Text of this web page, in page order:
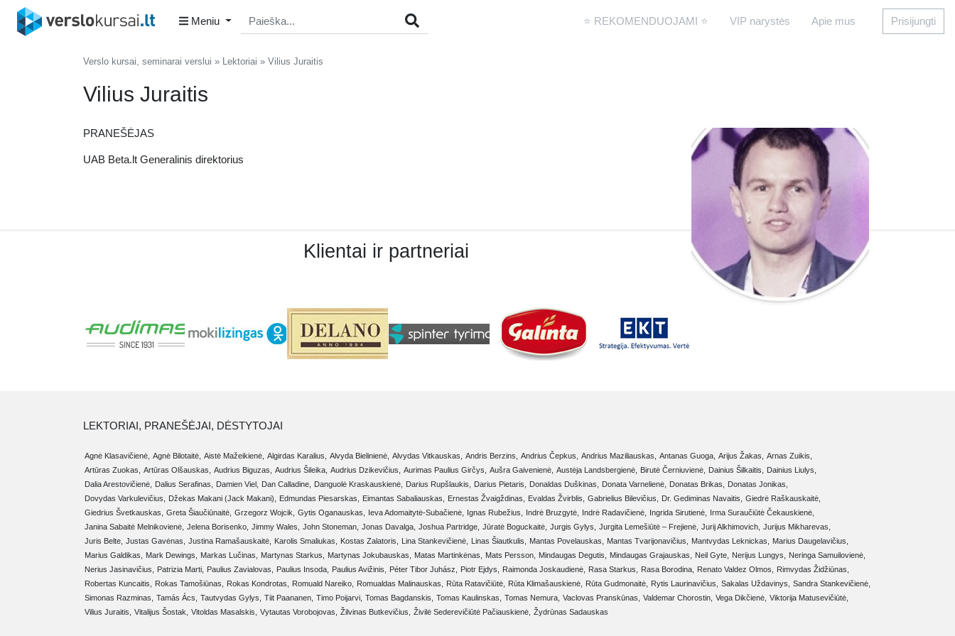
Meniu ⭐ REKOMENDUOJAMI ⭐ VIP narystės Apie mus Prisijungti
Verslo kursai, seminarai verslui Lektoriai Vilius Juraitis
Vilius Juraitis
PRANEŠĖJAS
UAB Beta.lt Generalinis direktorius
Klientai ir partneriai
LEKTORIAI, PRANEŠĖJAI, DĖSTYTOJAI
Agnė Klasavičienė, Agnė Bilotaitė, Aistė Mažeikienė, Algirdas Karalius, Alvyda Bielinienė, Alvydas Vitkauskas, Andris Berzins, Andrius Čepkus, Andrius Maziliauskas, Antanas Guoga, Arijus Žakas,
Arnas Zuikis,
Artūras Zuokas,
Artūras Olšauskas, Audrius Biguzas, Audrius Šileika, Audrius Dzikevičius, Aurimas Paulius Girčys, Aušra Gaivenienė, Austėja Landsbergienė, Birutė Černiuvienė, Dainius Šilkaitis,
Dainius Liulys,
Dalia Arestovičienė,
Dalius Serafinas, Damien Viel, Dan Calladine, Danguolė Kraskauskienė, Darius Rupšlaukis, Darius Pietaris, Donaldas Duškinas, Donata Varnelienė, Donatas Brikas,
Donatas Jonikas,
Dovydas Varkulevičius,
Džekas Makani (Jack Makani), Edmundas Piesarskas, Eimantas Sabaliauskas, Ernestas Žvaigždinas, Evaldas Žvirblis, Gabrielius Bilevičius, Dr. Gediminas Navaitis,
Giedrė Raškauskaitė,
Giedrius Švetkauskas,
Greta Šiaučiūnaitė, Grzegorz Wojcik, Gytis Oganauskas, Ieva Adomaitytė-Subačienė, Ignas Rubežius, Indrė Bruzgytė, Indrė Radavičienė, Ingrida Sirutienė,
Irma Suraučiūtė Čekauskienė,
Janina Sabaitė Melnikovienė, Jelena Borisenko, Jimmy Wales, John Stoneman, Jonas Davalga, Joshua Partridge, Jūratė Boguckaitė, Jurgis Gylys, Jurgita Lemešiūtė – Frejienė, Jurij Alkhimovich, Jurijus Mikharevas,
Juris Belte, Justas Gavėnas, Justina Ramašauskaitė, Karolis Smaliukas, Kostas Zalatoris, Lina Stankevičienė, Linas Šiautkulis, Mantas Povelauskas, Mantas Tvarijonavičius, Mantvydas Leknickas,
Marius Daugelavičius,
Marius Galdikas,
Mark Dewings, Markas Lučinas, Martynas Starkus, Martynas Jokubauskas, Matas Martinkėnas, Mats Persson, Mindaugas Degutis, Mindaugas Grajauskas, Neil Gyte, Nerijus Lungys,
Neringa Samuilovienė,
Nerius Jasinavičius,
Patrizia Marti, Paulius Zavialovas, Paulius Insoda, Paulius Avižinis, Péter Tibor Juhász, Piotr Ejdys, Raimonda Joskaudienė, Rasa Starkus, Rasa Borodina, Renato Valdez Olmos,
Rimvydas Židžiūnas,
Robertas Kuncaitis,
Rokas Tamošiūnas, Rokas Kondrotas, Romuald Nareiko, Romualdas Malinauskas, Rūta Ratavičiūtė, Rūta Klimašauskienė, Rūta Gudmonaitė, Rytis Laurinavičius, Sakalas Uždavinys,
Sandra Stankevičienė,
Simonas Razminas,
Tamás Ács, Tautvydas Gylys, Tiit Paananen, Timo Poijarvi, Tomas Bagdanskis, Tomas Kaulinskas, Tomas Nemura, Vaclovas Pranskūnas, Valdemar Chorostin, Vega Dikčienė, Viktorija Matusevičiūtė,
Vilius Juraitis,
Vitalijus Šostak, Vitoldas Masalskis, Vytautas Vorobojovas, Žilvinas Butkevičius, Živilė Sederevičiūtė Pačiauskienė, Žydrūnas Sadauskas